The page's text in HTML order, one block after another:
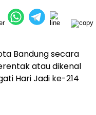
Bandung secara
atau dikenal
Hari Jadi ke-214